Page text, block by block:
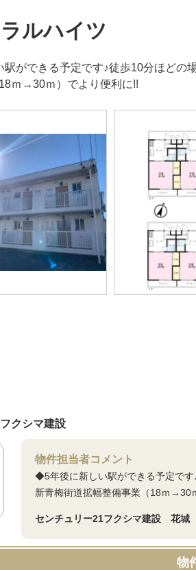
ルハイツ
ができる予定です♪徒歩10分ほどの
ｍ→30ｍ）でより便利に!!
クシマ建設
物件担当者コメント
◆5年後に新しい駅ができる予定です
新青梅街道拡幅整備事業（18ｍ→30
センチュリー21フクシマ建設 花
物